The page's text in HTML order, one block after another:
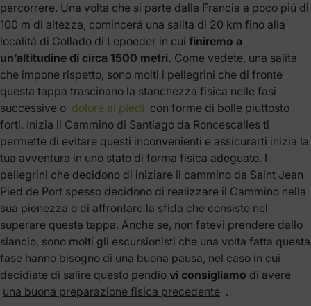
percorrere. Una volta che si parte dalla Francia a poco piú di
100 m di altezza, comincerá una salita di 20 km fino alla
localitá di Collado di Lepoeder in cui finiremo a
un’altitudine di circa 1500 metri. Come vedete, una salita
che impone rispetto, sono molti i pellegrini che di fronte
questa tappa trascinano la stanchezza fisica nelle fasi
successive o dolore ai piedi con forme di bolle piuttosto
forti. Inizia il Cammino di Santiago da Roncescalles ti
permette di evitare questi inconvenienti e assicurarti inizia la
tua avventura in uno stato di forma fisica adeguato. I
pellegrini che decidono di iniziare il cammino da Saint Jean
Pied de Port spesso decidono di realizzare il Cammino nella
sua pienezza o di affrontare la sfida che consiste nel
superare questa tappa. Anche se, non fatevi prendere dallo
slancio, sono molti gli escursionisti che una volta fatta questa
fase hanno bisogno di una buona pausa, nel caso in cui
decidiate di salire questo pendio vi consigliamo di avere
una buona preparazione fisica precedente .